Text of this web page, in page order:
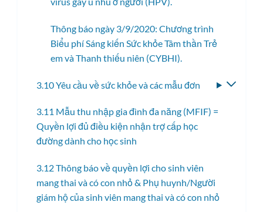
Thông báo ngày 3/9/2020: Chương trình
Biểu phí Sáng kiến ​​Sức khỏe Tâm thần Trẻ
em và Thanh thiếu niên (CYBHI).
3.10 Yêu cầu về sức khỏe và các mẫu đơn
3.11 Mẫu thu nhập gia đình đa năng (MFIF) =
Quyền lợi đủ điều kiện nhận trợ cấp học
đường dành cho học sinh
3.12 Thông báo về quyền lợi cho sinh viên
mang thai và có con nhỏ & Phụ huynh/Người
giám hộ của sinh viên mang thai và có con nhỏ